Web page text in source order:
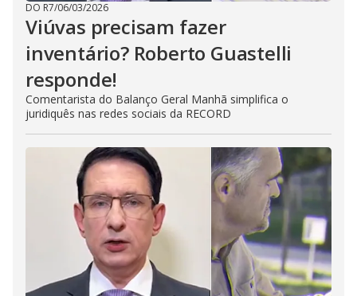
DO R7/06/03/2026
Viúvas precisam fazer
inventário? Roberto Guastelli
responde!
Comentarista do Balanço Geral Manhã simplifica o
juridiquês nas redes sociais da RECORD